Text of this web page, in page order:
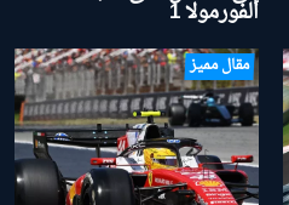
الفورمولا 1
مقال مميز